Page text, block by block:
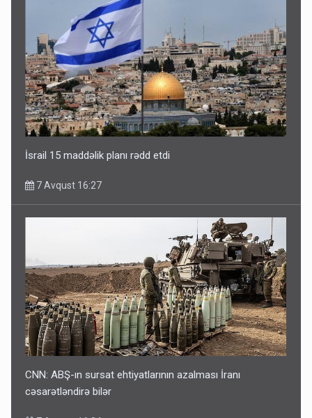
İsrail 15 maddəlik planı rədd etdi
7 Avqust 16:27
CNN: ABŞ-ın sursat ehtiyatlarının azalması İranı
cəsarətləndirə bilər